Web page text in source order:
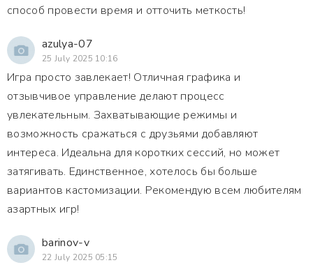
способ провести время и отточить меткость!
azulya-07
25 July 2025 10:16
Игра просто завлекает! Отличная графика и
отзывчивое управление делают процесс
увлекательным. Захватывающие режимы и
возможность сражаться с друзьями добавляют
интереса. Идеальна для коротких сессий, но может
затягивать. Единственное, хотелось бы больше
вариантов кастомизации. Рекомендую всем любителям
азартных игр!
barinov-v
22 July 2025 05:15